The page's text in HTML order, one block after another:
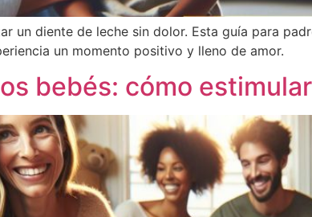
un diente de leche sin dolor. Esta guía para
un momento positivo y lleno de amor.
bebés: cómo estimular​